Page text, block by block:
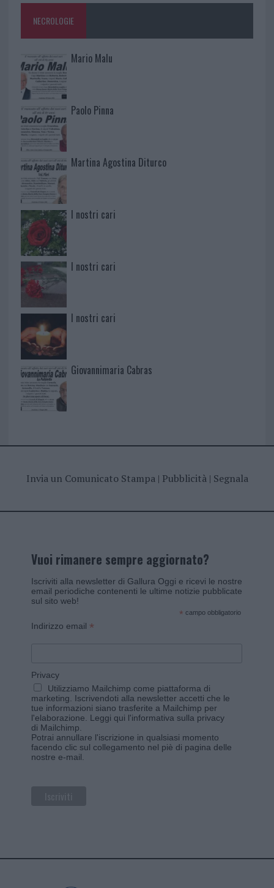
NECROLOGIE
Mario Malu
Paolo Pinna
Martina Agostina Diturco
I nostri cari
I nostri cari
I nostri cari
Giovannimaria Cabras
Invia un Comunicato Stampa| Pubblicità| Segnala
Vuoi rimanere sempre aggiornato?
Iscriviti alla newsletter di Gallura Oggi e ricevi le nostre
email periodiche contenenti le ultime notizie pubblicate
sul sito web!
* campo obbligatorio
Indirizzo email *
Privacy
Utilizziamo Mailchimp come piattaforma di
marketing. Iscrivendoti alla newsletter accetti che le
tue informazioni siano trasferite a Mailchimp per
l'elaborazione. Leggi qui l'informativa sulla privacy
di Mailchimp
Potrai annullare l'iscrizione in qualsiasi momento
facendo clic sul collegamento nel piè di pagina delle
nostre e-mail.